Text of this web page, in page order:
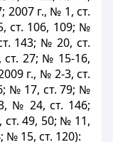
2007 г., № 1, ст.
ст. 106, 109; №
143; № 20, ст.
27; № 15-16,
г., № 2-3, ст.
№ 17, ст. 79; №
№ 24, ст. 146;
49, 50; № 11,
№ 15, ст. 120):